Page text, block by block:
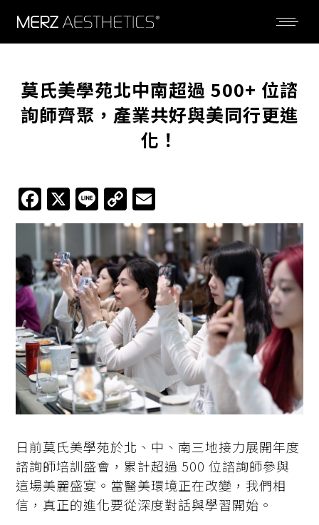
莫氏美學苑北中南超過 500+ 位諮
詢師齊聚，產業共好與美同行更進
化！
Facebook
X LineCopy
Link
日前莫氏美學苑於北、中、南三地接力展開年度
諮詢師培訓盛會，累計超過 500 位諮詢師參與
這場美麗盛宴。當醫美環境正在改變，我們相
信，真正的進化要從深度對話與學習開始。